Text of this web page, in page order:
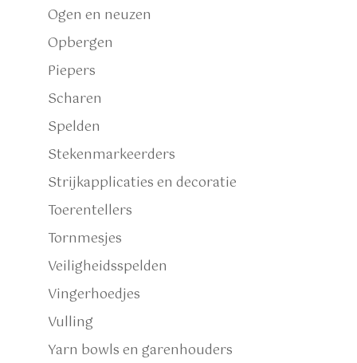
Ogen en neuzen
Opbergen
Piepers
Scharen
Spelden
Stekenmarkeerders
Strijkapplicaties en decoratie
Toerentellers
Tornmesjes
Veiligheidsspelden
Vingerhoedjes
Vulling
Yarn bowls en garenhouders